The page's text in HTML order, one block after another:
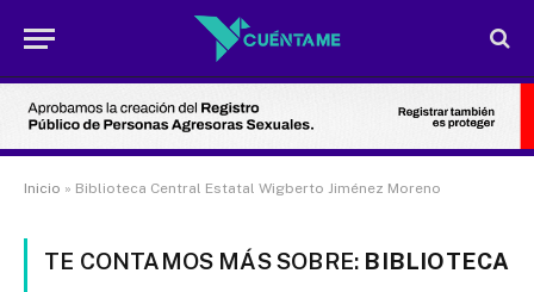
Inicio » Biblioteca Central Estatal Wigberto Jiménez Moreno
TE CONTAMOS MÁS SOBRE: BIBLIOTECA